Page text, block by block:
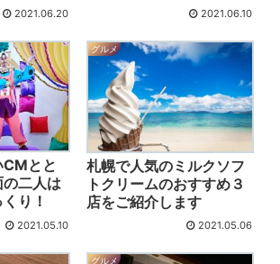
2021.06.20 2021.06.10
CMとと
の二人は
り！
2021.05.10
グルメ
札幌で人気のミルクソフ
トクリームのおすすめ３
店をご紹介します
2021.05.06
グルメ